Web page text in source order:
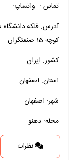
تماس :- واتساپ:
آدرس: فلکه دانشگاه
کوچه 15 صنعتگران
کشور: ایران
استان: اصفهان
شهر: اصفهان
محله: دهنو
نظرات